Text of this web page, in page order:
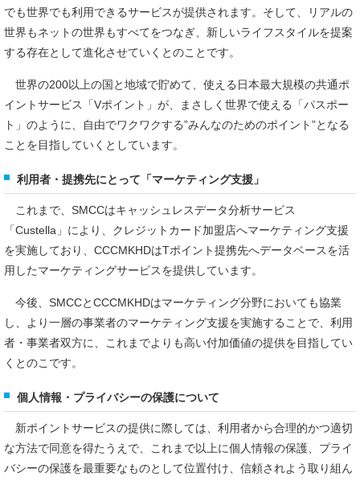
でも世界でも利用できるサービスが提供されます。そして、リアルの
世界もネットの世界もすべてをつなぎ、新しいライフスタイルを提案
する存在として進化させていくとのことです。
世界の200以上の国と地域で貯めて、使える日本最大規模の共通ポ
イントサービス「Vポイント」が、まさしく世界で使える「パスポー
ト」のように、自由でワクワクする”みんなのためのポイント”となる
ことを目指していくとしています。
利用者・提携先にとって「マーケティング支援」
これまで、SMCCはキャッシュレスデータ分析サービス
「Custella」により、クレジットカード加盟店へマーケティング支援
を実施しており、CCCMKHDはTポイント提携先へデータベースを活
用したマーケティングサービスを提供しています。
今後、SMCCとCCCMKHDはマーケティング分野においても協業
し、より一層の事業者のマーケティング支援を実施することで、利用
者・事業者双方に、これまでよりも高い付加価値の提供を目指してい
くとのこです。
個人情報・プライバシーの保護について
新ポイントサービスの提供に際しては、利用者から合理的かつ適切
な方法で同意を得たうえで、これまで以上に個人情報の保護、プライ
バシーの保護を最重要なものとして位置付け、信頼されよう取り組ん